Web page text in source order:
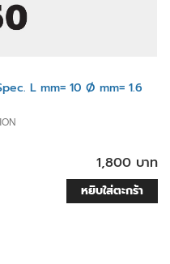
L mm= 10 Ø mm= 1.6
1,800 บาท
หยิบใส่ตะกร้า